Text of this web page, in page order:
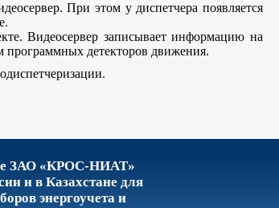
При этом у диспетчера появляется
Видеосервер записывает информацию на
программных детекторов движения.
ЗАО «КРОС-НИАТ»
и в Казахстане для
энергоучета и